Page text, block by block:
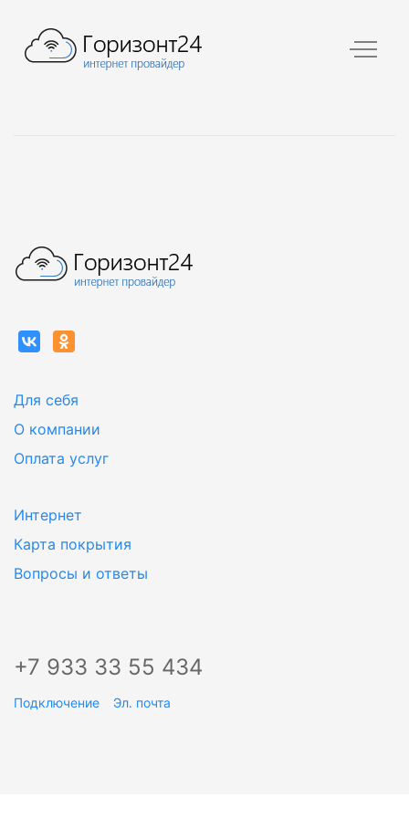
Для себя
О компании
Оплата услуг
Интернет
Карта покрытия
Вопросы и ответы
+7 933 33 55 434
Подключение Эл. почта